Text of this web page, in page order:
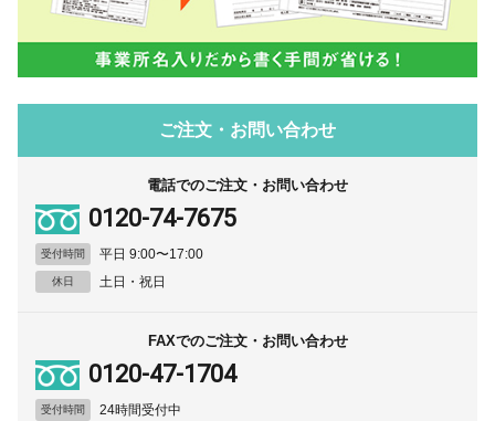
ご注文・お問い合わせ
電話でのご注文・お問い合わせ
0120-74-7675
受付時間 平日 9:00〜17:00
休日 土日・祝日
FAXでのご注文・お問い合わせ
0120-47-1704
受付時間 24時間受付中